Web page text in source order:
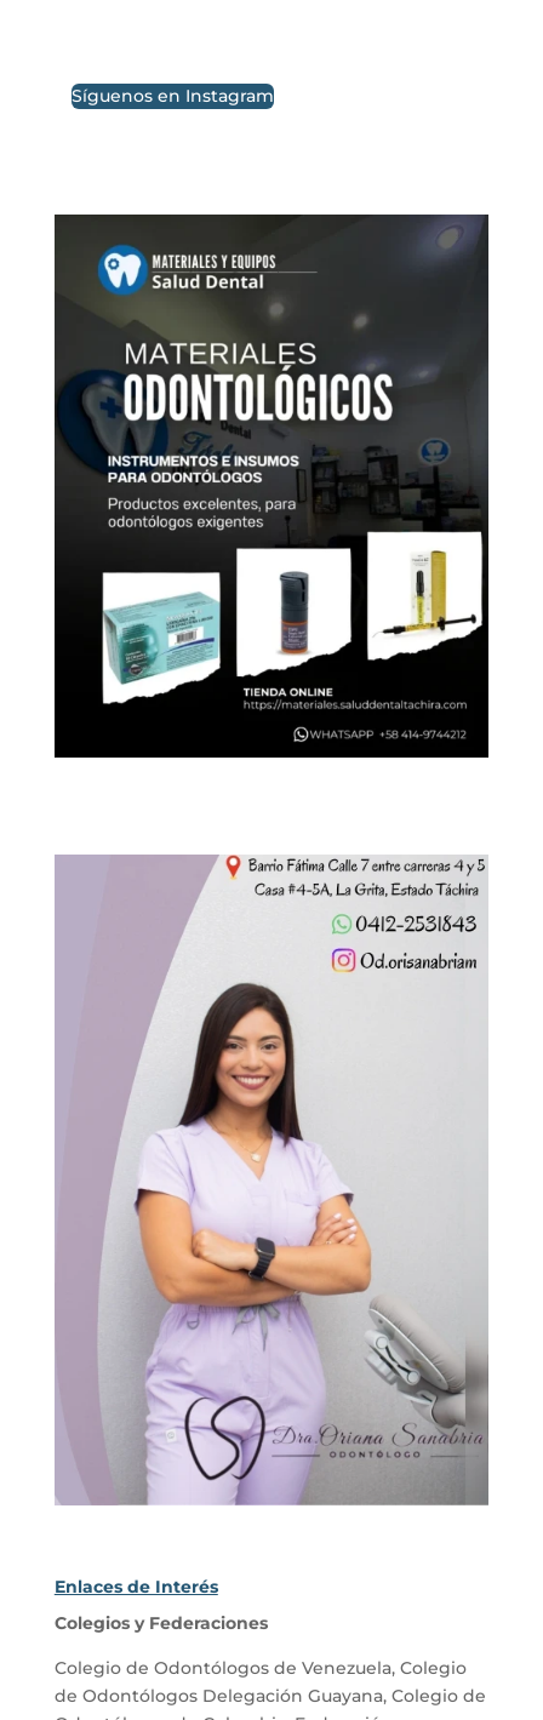
Síguenos en Instagram
Enlaces de Interés
Colegios y Federaciones
Colegio de Odontólogos de Venezuela, Colegio
de Odontólogos Delegación Guayana, Colegio de